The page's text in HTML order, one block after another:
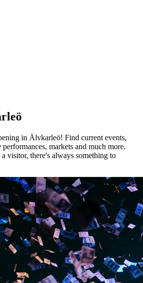
in Älvkarleö! Find current events,
markets and much more.
visitor, there's always something to